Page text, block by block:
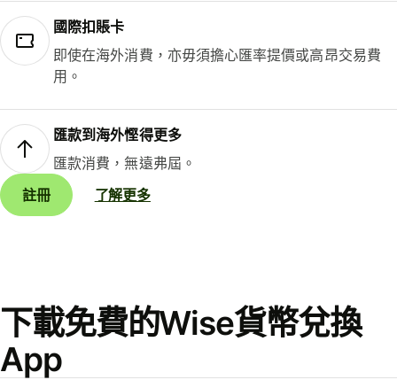
國際扣賬卡
即使在海外消費，亦毋須擔心匯率提價或高昂交易費
用。
匯款到海外慳得更多
匯款消費，無遠弗屆。
註冊
了解更多
下載免費的Wise貨幣兌換
App